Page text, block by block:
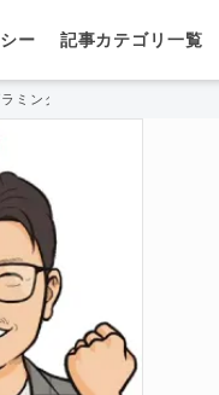
ー 記事カテゴリ一覧
ミング言語で書けばいいの？